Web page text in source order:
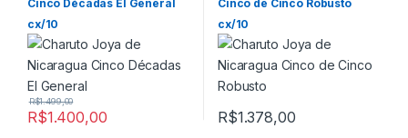
Cinco Décadas El General
cx/10
R$1.400,00
R$1.499,00
Cinco de Cinco Robusto
cx/10
R$1.378,00